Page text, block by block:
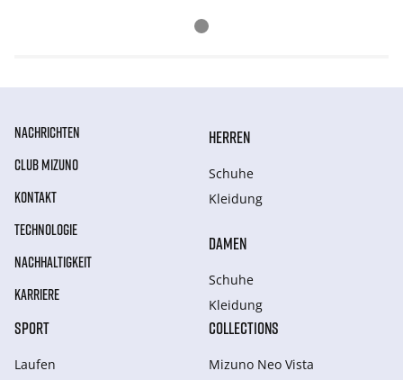
NACHRICHTEN
CLUB MIZUNO
KONTAKT
TECHNOLOGIE
NACHHALTIGKEIT
KARRIERE
HERREN
Schuhe
Kleidung
DAMEN
Schuhe
Kleidung
SPORT
Laufen
COLLECTIONS
Mizuno Neo Vista